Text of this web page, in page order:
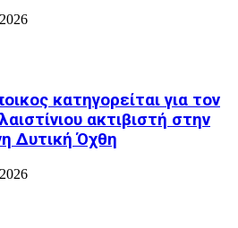
κατηγορείται για τον
ακτιβιστή στην
Δυτική Όχθη